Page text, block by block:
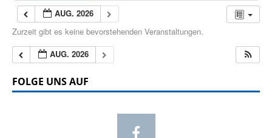
AUG. 2026
Zurzeit gibt es keine bevorstehenden Veranstaltungen.
AUG. 2026
FOLGE UNS AUF